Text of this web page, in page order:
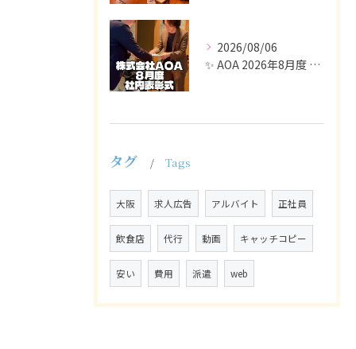
2026/08/06
✨ AOA 2026年8月度 表彰式レポート ✨
タグ Tags
大阪 求人広告 アルバイト 正社員
飲食店 代行 動画 キャッチコピー
安い 費用 派遣 web